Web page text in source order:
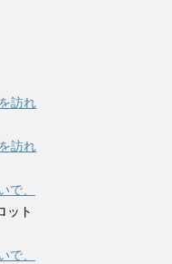
訪れ
訪れ
で、
ット
で、